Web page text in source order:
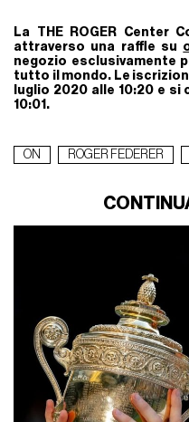
La THE ROGER Center
attraverso una raffle su
negozio esclusivamente
tutto il mondo. Le
luglio 2020 alle 10:20 e
10:01.
ON ROGER FEDERER